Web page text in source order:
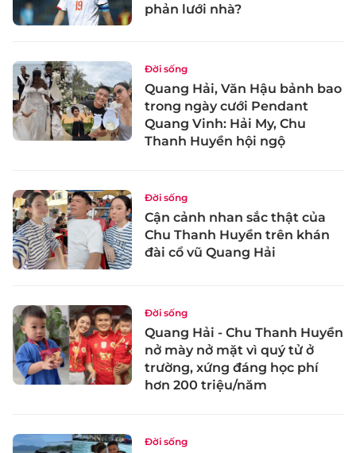
phản lưới nhà?
Đời sống
Quang Hải, Văn Hậu bảnh bao
trong ngày cưới Pendant
Quang Vinh: Hải My, Chu
Thanh Huyền hội ngộ
Đời sống
Cận cảnh nhan sắc thật của
Chu Thanh Huyền trên khán
đài cổ vũ Quang Hải
Đời sống
Quang Hải - Chu Thanh Huyền
nở mày nở mặt vì quý tử ở
trường, xứng đáng học phí
hơn 200 triệu/năm
Đời sống